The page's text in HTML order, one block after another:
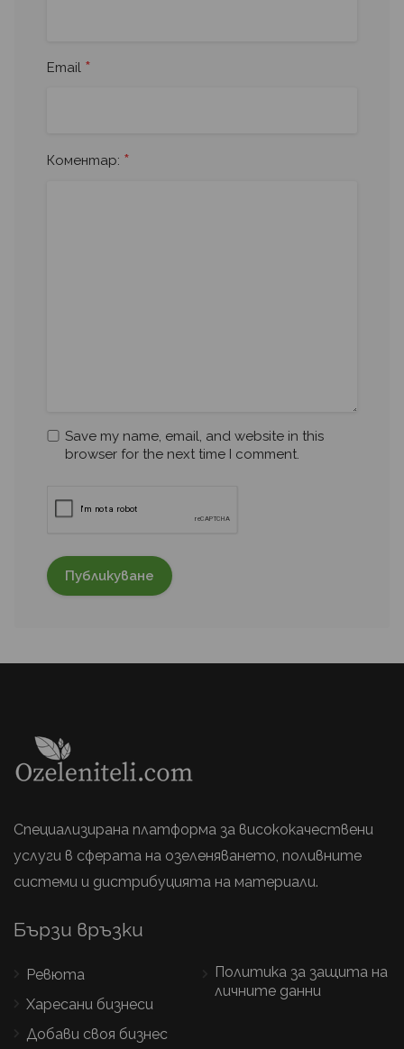
Email *
Коментар: *
Save my name, email, and website in this
browser for the next time I comment.
Специализирана платформа за висококачествени
услуги в сферата на озеленяването, поливните
системи и дистрибуцията на материали.
Бързи връзки
Ревюта
Харесани бизнеси
Добави своя бизнес
Политика за защита на
личните данни